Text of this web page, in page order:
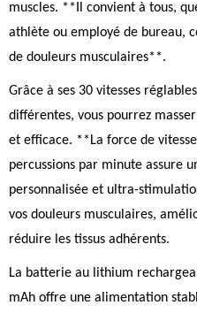
muscles. **Il convient à tous,
athlète ou employé de bureau,
de douleurs musculaires**.
Grâce à ses 30 vitesses
différentes, vous pourrez
et efficace. **La force de
percussions par minute assure
personnalisée et ultra-
vos douleurs musculaires,
réduire les tissus adhérents.
La batterie au lithium
mAh offre une alimentation